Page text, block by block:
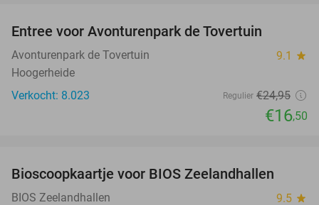
Entree voor Avonturenpark de Tovertuin
Avonturenpark de Tovertuin 9.1 star
Hoogerheide
Verkocht: 8.023
Regulier €24,95
€16,50
Bioscoopkaartje voor BIOS Zeelandhallen
BIOS Zeelandhallen 9.5 star